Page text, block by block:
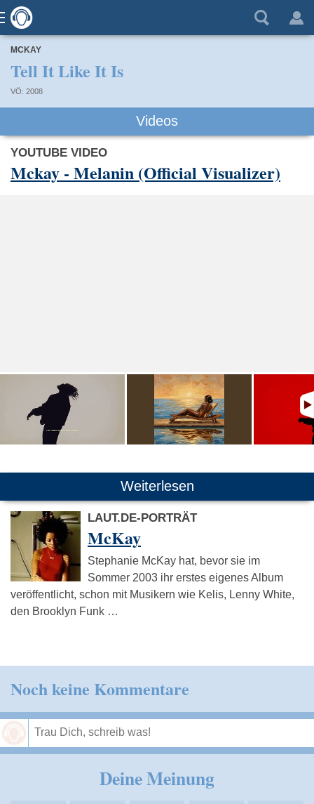
MCKAY
Tell It Like It Is
VÖ: 2008
Videos
YOUTUBE VIDEO
Mckay - Melanin (Official Visualizer)
Weiterlesen
LAUT.DE-PORTRÄT
McKay
Stephanie McKay hat, bevor sie im
Sommer 2003 ihr erstes eigenes Album
veröffentlicht, schon mit Musikern wie Kelis, Lenny White,
den Brooklyn Funk …
Noch keine Kommentare
Deine Meinung